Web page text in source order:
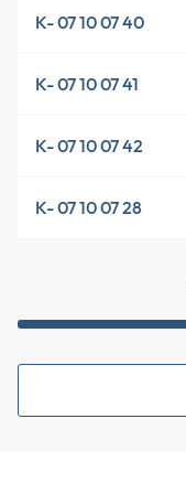
K- 07 10 07 40
K- 07 10 07 41
K- 07 10 07 42
K- 07 10 07 28